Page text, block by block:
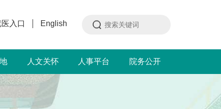
医入口 English
人文关怀 人事平台 院务公开